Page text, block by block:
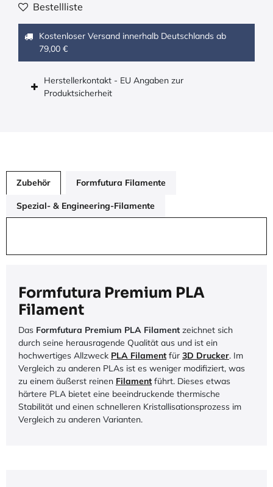
Bestellliste
Kostenloser Versand innerhalb Deutschlands ab
79,00 €
Herstellerkontakt - EU Angaben zur
Produktsicherheit
Zubehör Formfutura Filamente
Spezial- & Engineering-Filamente
Formfutura Premium PLA
Filament
Das Formfutura Premium PLA Filament zeichnet sich
durch seine herausragende Qualität aus und ist ein
hochwertiges Allzweck PLA Filament für 3D Drucker. Im
Vergleich zu anderen PLAs ist es weniger modifiziert, was
zu einem äußerst reinen Filament führt. Dieses etwas
härtere PLA bietet eine beeindruckende thermische
Stabilität und einen schnelleren Kristallisationsprozess im
Vergleich zu anderen Varianten.